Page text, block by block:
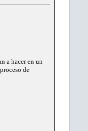
a hacer en un
de